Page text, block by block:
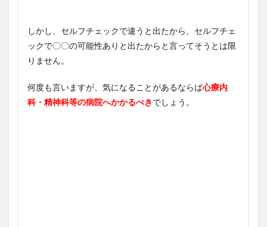
しかし、セルフチェックで違うと出たから、セルフチェ
ックで〇〇の可能性ありと出たからと言ってそうとは限
りません。
何度も言いますが、気になることがあるならば心療内
科・精神科等の病院へかかるべきでしょう。